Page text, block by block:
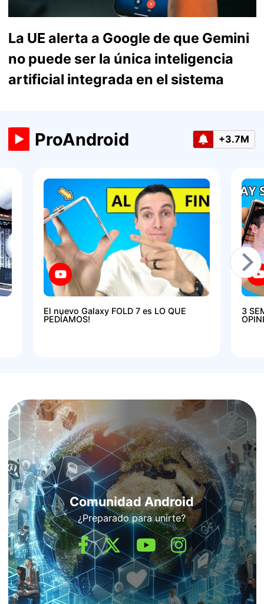
La UE alerta a Google de que Gemini
no puede ser la única inteligencia
artificial integrada en el sistema
ProAndroid +3.7M
El nuevo Galaxy FOLD 7 es LO QUE
PEDÍAMOS!
3
Comunidad Android
¿Preparado para unirte?